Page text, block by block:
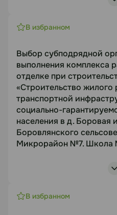
Статус
В работе
транспортной
населения в д. Боровая
Боровлянского
Микрорайон №7. Школа
Предмет торгов
Выбор субподрядной
выполнения комплекса
отделке при
Срок подачи
Документация
Выбор субподрядной
выполнения комплекса
отделке при
«Строительство
транспортной
социально-
населения в д. Боровая
Боровлянского
Микрорайон №7. Школа
транспортной
В избранном
В избранном